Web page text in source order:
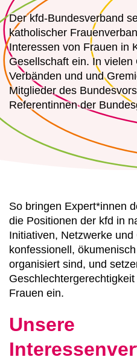
Der kfd-Bundesverband
katholischer
Interessen von Frauen in
Gesellschaft ein. In vielen
Verbänden und und
Mitglieder des
Referentinnen der
So bringen Expert*innen
die Positionen der kfd in
Initiativen, Netzwerke
konfessionell,
organisiert sind, und
Frauen ein.
Unsere